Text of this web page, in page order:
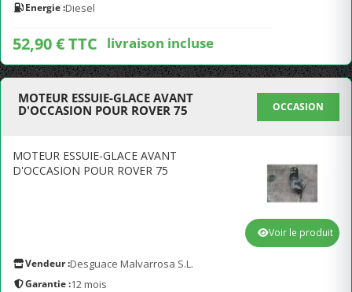
Energie :Diesel
52,90 € TTC livraison incluse
MOTEUR ESSUIE-GLACE AVANT
D'OCCASION POUR ROVER 75
OCCASION
MOTEUR ESSUIE-GLACE AVANT
D'OCCASION POUR ROVER 75
Vendeur :Desguace Malvarrosa S.L.
Garantie :12 mois
Voir le produit